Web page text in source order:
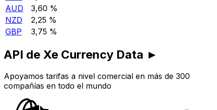
AUD
3,60 %
NZD
2,25 %
GBP
3,75 %
API de Xe Currency Data ►
Apoyamos tarifas a nivel comercial en más de 300
compañías en todo el mundo